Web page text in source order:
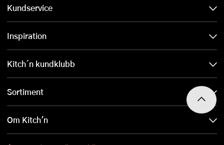
Kundservice
Inspiration
Kitch´n kundklubb
Sortiment
Om Kitch'n